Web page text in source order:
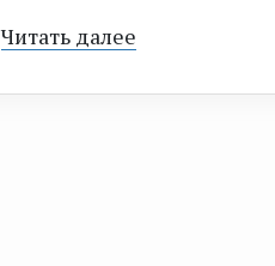
Читать далее